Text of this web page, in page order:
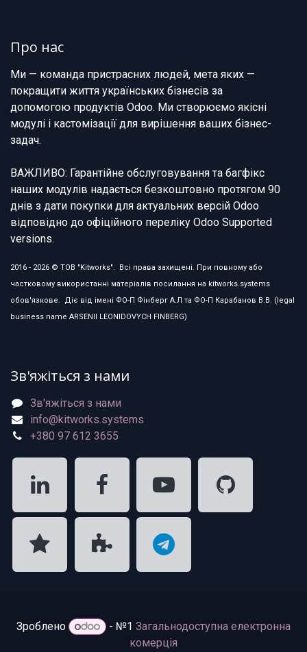
Про нас
Ми — команда пристрасних людей, мета яких —
покращити життя українських бізнесів за
допомогою продуктів Odoo. Ми створюємо якісні
модулі і кастомізації для вирішення ваших бізнес-
задач.
ВАЖЛИВО: Гарантійне обслуговування та багфікс
наших модулів надається безкоштовно протягом 90
днів з дати покупки для актуальних версій Odoo
відповідно до офіційного переліку Odoo Supported
versions.
2016 - 2026 © ТОВ "Kitworks". Всі права захищені. При повному або
частковому використанні матеріалів посилання на kitworks.systems
обов'язкове. Діє від імені ФО-П Фінберг А.Л та ФО-П Карабанов В.В. (legal
business name ARSENII LEONIDOVYCH FINBERG)
Зв'яжіться з нами
Зв'яжіться з нами
info@kitworks.systems
+380 97 612 3655
Зроблено - №1 Загальнодоступна електронна
комерція